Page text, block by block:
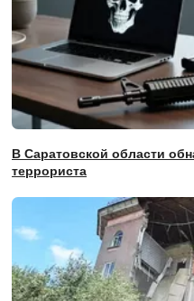
В Саратовской области
террориста